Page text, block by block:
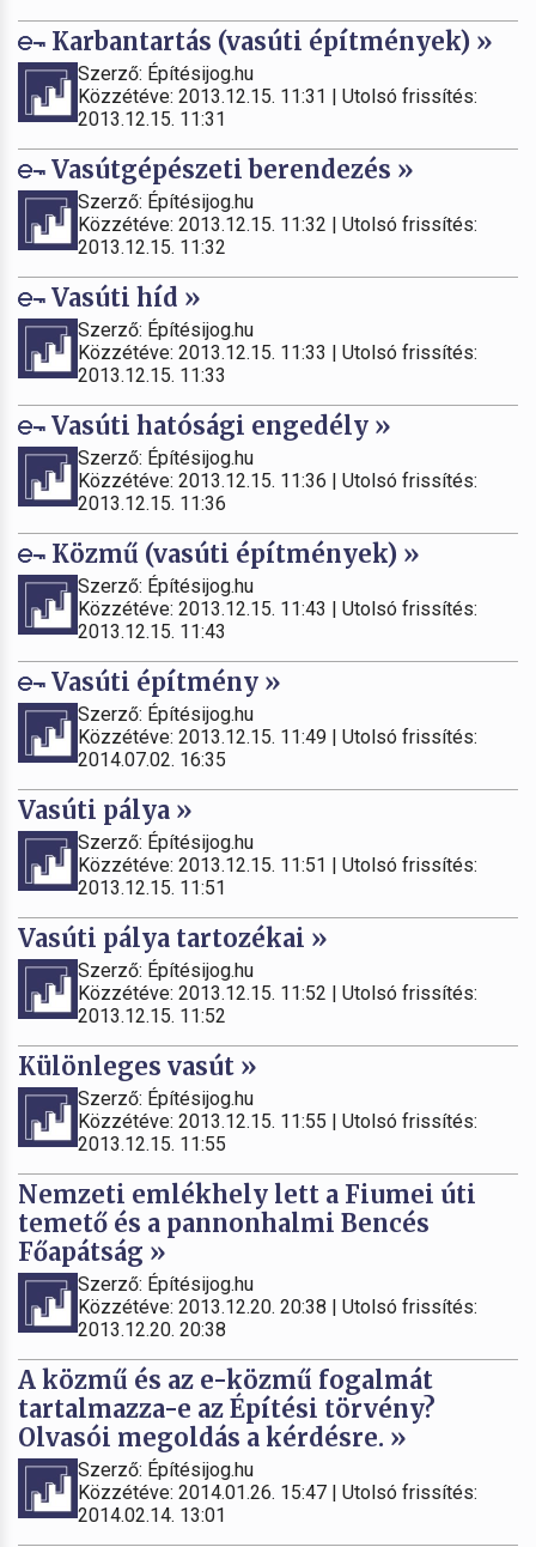
Karbantartás (vasúti építmények) »
Szerző: Építésijog.hu
Közzétéve: 2013.12.15. 11:31 | Utolsó frissítés:
2013.12.15. 11:31
Vasútgépészeti berendezés »
Szerző: Építésijog.hu
Közzétéve: 2013.12.15. 11:32 | Utolsó frissítés:
2013.12.15. 11:32
Vasúti híd »
Szerző: Építésijog.hu
Közzétéve: 2013.12.15. 11:33 | Utolsó frissítés:
2013.12.15. 11:33
Vasúti hatósági engedély »
Szerző: Építésijog.hu
Közzétéve: 2013.12.15. 11:36 | Utolsó frissítés:
2013.12.15. 11:36
Közmű (vasúti építmények) »
Szerző: Építésijog.hu
Közzétéve: 2013.12.15. 11:43 | Utolsó frissítés:
2013.12.15. 11:43
Vasúti építmény »
Szerző: Építésijog.hu
Közzétéve: 2013.12.15. 11:49 | Utolsó frissítés:
2014.07.02. 16:35
Vasúti pálya »
Szerző: Építésijog.hu
Közzétéve: 2013.12.15. 11:51 | Utolsó frissítés:
2013.12.15. 11:51
Vasúti pálya tartozékai »
Szerző: Építésijog.hu
Közzétéve: 2013.12.15. 11:52 | Utolsó frissítés:
2013.12.15. 11:52
Különleges vasút »
Szerző: Építésijog.hu
Közzétéve: 2013.12.15. 11:55 | Utolsó frissítés:
2013.12.15. 11:55
Nemzeti emlékhely lett a Fiumei úti
temető és a pannonhalmi Bencés
Főapátság »
Szerző: Építésijog.hu
Közzétéve: 2013.12.20. 20:38 | Utolsó frissítés:
2013.12.20. 20:38
A közmű és az e-közmű fogalmát
tartalmazza-e az Építési törvény?
Olvasói megoldás a kérdésre. »
Szerző: Építésijog.hu
Közzétéve: 2014.01.26. 15:47 | Utolsó frissítés:
2014.02.14. 13:01